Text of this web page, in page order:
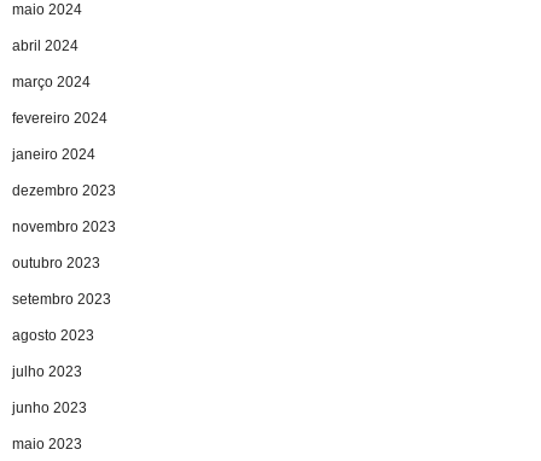
maio 2024
abril 2024
março 2024
fevereiro 2024
janeiro 2024
dezembro 2023
novembro 2023
outubro 2023
setembro 2023
agosto 2023
julho 2023
junho 2023
maio 2023